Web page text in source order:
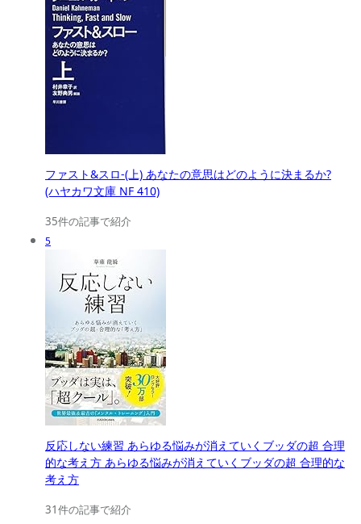
ファスト&スロ-(上) あなたの意思はどのように決まるか?
(ハヤカワ文庫 NF 410)
35件の記事で紹介
5
反応しない練習 あらゆる悩みが消えていくブッダの超 合理
的な考え方 あらゆる悩みが消えていくブッダの超 合理的な
考え方
31件の記事で紹介